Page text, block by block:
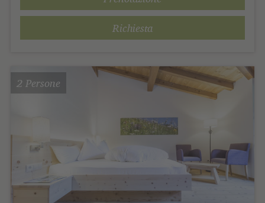
Richiesta
2 Persone